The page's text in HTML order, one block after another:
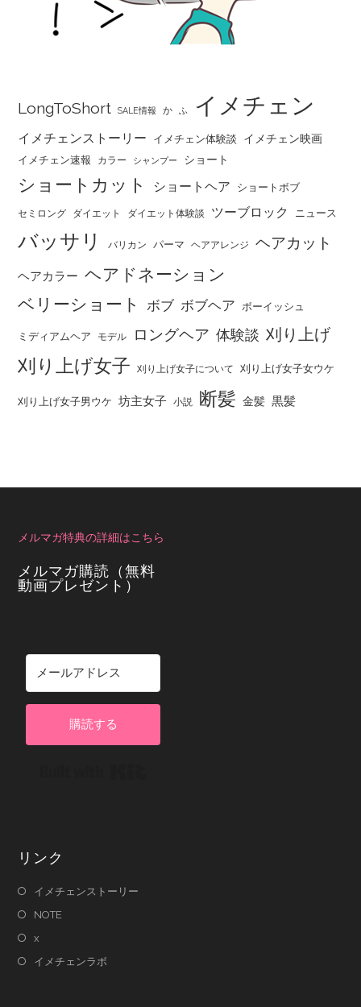
LongToShort SALE情報 か ふ イメチェン
イメチェンストーリー イメチェン体験談 イメチェン映画
イメチェン速報 カラー シャンプー ショート
ショートカット ショートヘア ショートボブ
セミロング ダイエット ダイエット体験談 ツーブロック ニュース
バッサリ バリカン パーマ ヘアアレンジ ヘアカット
ヘアカラー ヘアドネーション
ベリーショート
ボブ ボブヘア ボーイッシュ
ミディアムヘア モデル ロングヘア 体験談 刈り上げ
刈り上げ女子 刈り上げ女子について 刈り上げ女子女ウケ
刈り上げ女子男ウケ 坊主女子 小説 断髪 金髪 黒髪
メルマガ特典の詳細はこちら
メルマガ購読（無料
動画プレゼント）
購読する
リンク
イメチェンストーリー
NOTE
x
イメチェンラボ